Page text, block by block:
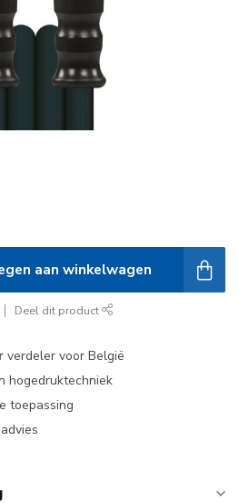
aan winkelwagen
Deel dit product
verdeler voor België
hogedruktechniek
toepassing